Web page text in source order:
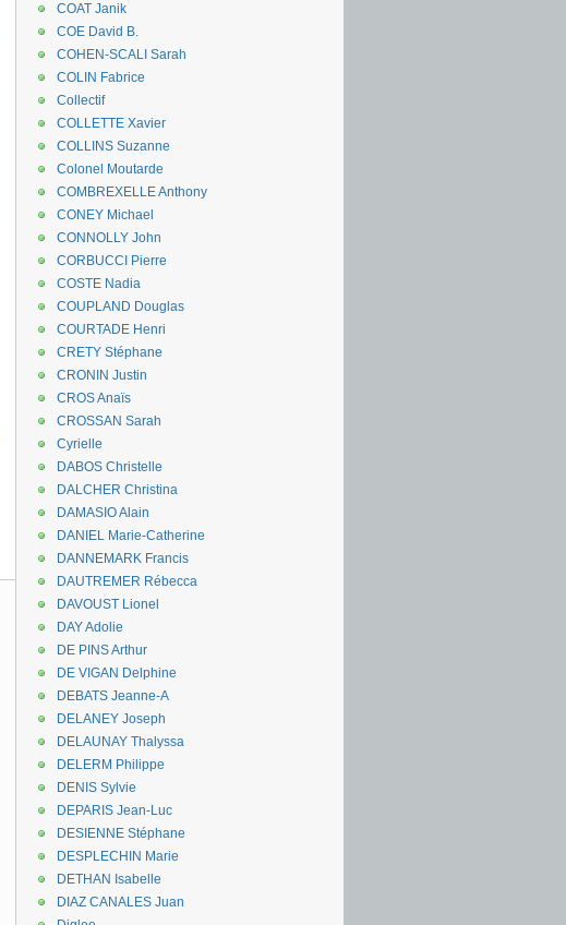
COAT Janik
COE David B.
COHEN-SCALI Sarah
COLIN Fabrice
Collectif
COLLETTE Xavier
COLLINS Suzanne
Colonel Moutarde
COMBREXELLE Anthony
CONEY Michael
CONNOLLY John
CORBUCCI Pierre
COSTE Nadia
COUPLAND Douglas
COURTADE Henri
CRETY Stéphane
CRONIN Justin
CROS Anaïs
CROSSAN Sarah
Cyrielle
DABOS Christelle
DALCHER Christina
DAMASIO Alain
DANIEL Marie-Catherine
DANNEMARK Francis
DAUTREMER Rébecca
DAVOUST Lionel
DAY Adolie
DE PINS Arthur
DE VIGAN Delphine
DEBATS Jeanne-A
DELANEY Joseph
DELAUNAY Thalyssa
DELERM Philippe
DENIS Sylvie
DEPARIS Jean-Luc
DESIENNE Stéphane
DESPLECHIN Marie
DETHAN Isabelle
DIAZ CANALES Juan